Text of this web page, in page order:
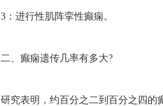
3：进行性肌阵挛性癫痫。
二、癫痫遗传几率有多大?
研究表明，约百分之二到百分之四的